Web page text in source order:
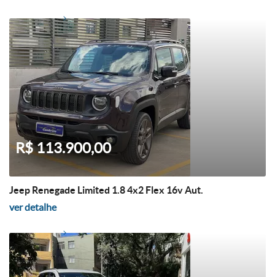
R$ 113.900,00
Jeep Renegade Limited 1.8 4x2 Flex 16v Aut.
ver detalhe